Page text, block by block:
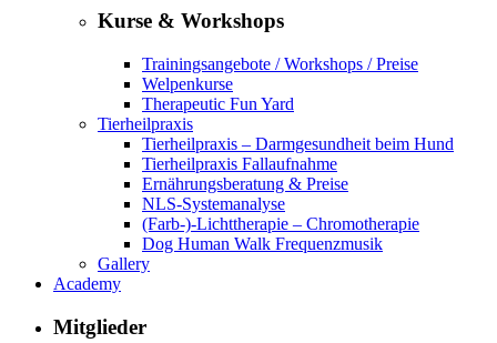
Kurse & Workshops
Trainingsangebote / Workshops / Preise
Welpenkurse
Therapeutic Fun Yard
Tierheilpraxis
Tierheilpraxis – Darmgesundheit beim Hund
Tierheilpraxis Fallaufnahme
Ernährungsberatung & Preise
NLS-Systemanalyse
(Farb-)-Lichttherapie – Chromotherapie
Dog Human Walk Frequenzmusik
Gallery
Academy
Mitglieder